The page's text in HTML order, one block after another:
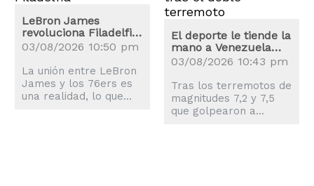
LeBron James
revoluciona Filadelfia:
los precios de las
entradas se disparan
03/08/2026 10:50 pm
La unión entre LeBron
James y los 76ers es
una realidad, lo que
El deporte le tiende la
mano a Venezuela
tras los terremotos
03/08/2026 10:43 pm
Tras los terremotos de
magnitudes 7,2 y 7,5
que golpearon a